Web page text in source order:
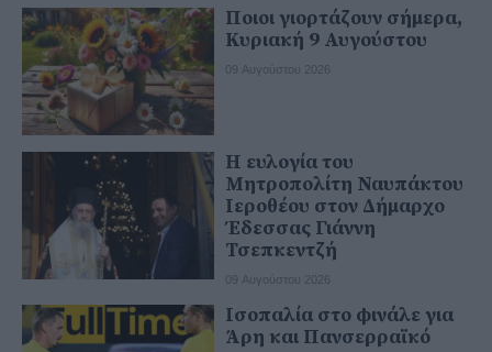
Ποιοι γιορτάζουν σήμερα,
Κυριακή 9 Αυγούστου
09 Αυγούστου 2026
Η ευλογία του
Μητροπολίτη Ναυπάκτου
Ιεροθέου στον Δήμαρχο
Έδεσσας Γιάννη
Τσεπκεντζή
09 Αυγούστου 2026
Ισοπαλία στο φινάλε για
Άρη και Πανσερραϊκό